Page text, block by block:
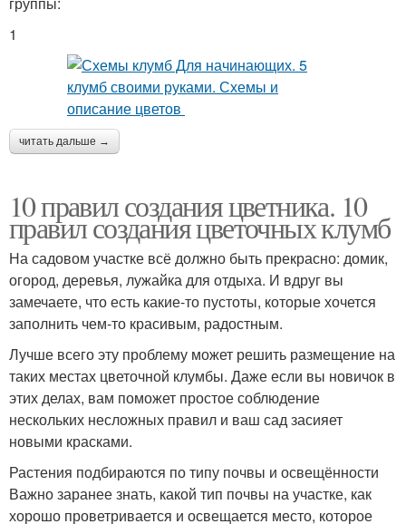
1
читать дальше →
10 правил создания цветника. 10
правил создания цветочных клумб
На садовом участке всё должно быть прекрасно: домик,
огород, деревья, лужайка для отдыха. И вдруг вы
замечаете, что есть какие-то пустоты, которые хочется
заполнить чем-то красивым, радостным.
Лучше всего эту проблему может решить размещение на
таких местах цветочной клумбы. Даже если вы новичок в
этих делах, вам поможет простое соблюдение
нескольких несложных правил и ваш сад засияет
новыми красками.
Растения подбираются по типу почвы и освещённости
Важно заранее знать, какой тип почвы на участке, как
хорошо проветривается и освещается место, которое